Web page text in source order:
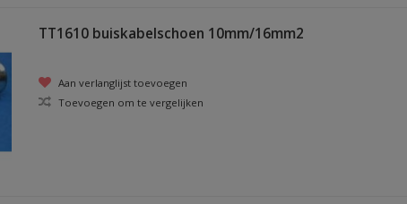
TT1610 buiskabelschoen 10mm/16mm2
Aan verlanglijst toevoegen
Toevoegen om te vergelijken